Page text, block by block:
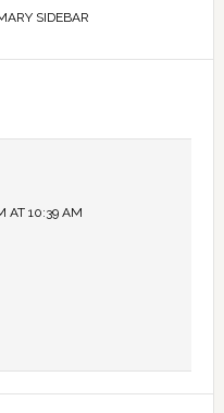
SIDEBAR
AT 10:39 AM